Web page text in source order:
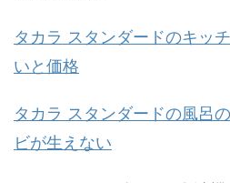
タカラ スタンダードのキッ
いと価格
タカラ スタンダードの風呂
ビが生えない